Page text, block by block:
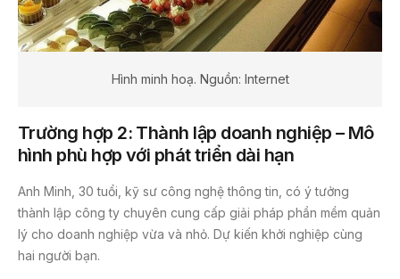
Hình minh hoạ. Nguồn: Internet
Trường hợp 2: Thành lập doanh nghiệp – Mô
hình phù hợp với phát triển dài hạn
Anh Minh, 30 tuổi, kỹ sư công nghệ thông tin, có ý tưởng
thành lập công ty chuyên cung cấp giải pháp phần mềm quản
lý cho doanh nghiệp vừa và nhỏ. Dự kiến khởi nghiệp cùng
hai người bạn.